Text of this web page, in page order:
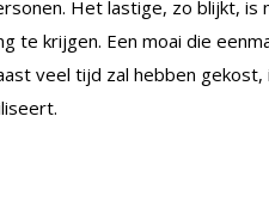
Het lastige, zo blijkt, is
te krijgen. Een moai die
veel tijd zal hebben gekost,